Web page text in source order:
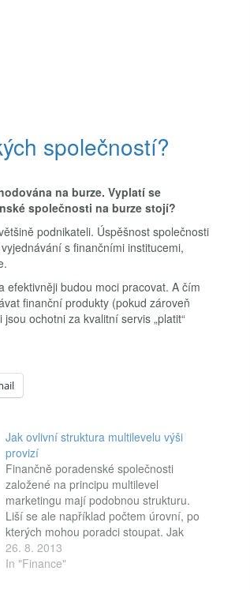
společností?
na burze. Vyplatí se
společnosti na burze stojí?
podnikateli. Úspěšnost společnosti
s finančními institucemi,
budou moci pracovat. A čím
finanční produkty (pokud zároveň
ochotni za kvalitní servis „platit“
Jak ovlivní struktura multilevelu výši
provizí
Finančně poradenské společnosti
založené na principu multilevel
marketingu mají podobnou strukturu.
Liší se ale například počtem úrovní, po
kterých mohou poradci stoupat. Jak
ovlivní počet příček multilevelu provizi
poradců? Výše provize finančního
26. 8. 2013
In "Finance"